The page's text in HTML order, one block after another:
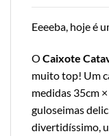
Eeeeba, hoje é
O Caixote
muito top! Um
medidas 35cm
guloseimas
divertidíssimo,